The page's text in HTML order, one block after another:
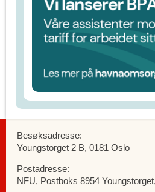
Besøksadresse:
Youngstorget 2 B, 0181 Oslo
Postadresse:
NFU, Postboks 8954